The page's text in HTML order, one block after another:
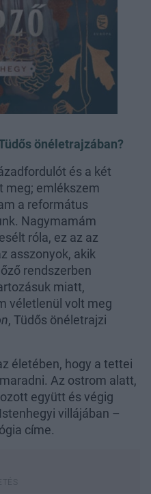
önéletrajzában?
és a két
meg; emlékszem
a református
Nagymamám
róla, ez az az
asszonyok, akik
rendszerben
miatt,
véletlenül volt meg
, Tüdős önéletrajzi
életében, hogy a tettei
Az ostrom alatt,
együtt és végig
villájában –
címe.